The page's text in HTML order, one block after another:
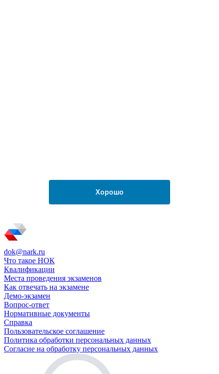
dok@nark.ru
Что такое НОК
Квалификации
Места проведения экзаменов
Как отвечать на экзамене
Демо-экзамен
Вопрос-ответ
Нормативные документы
Справка
Пользовательское соглашение
Политика обработки персональных данных
Согласие на обработку персональных данных